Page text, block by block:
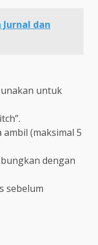
dan
untuk
(maksimal 5
dengan
sebelum